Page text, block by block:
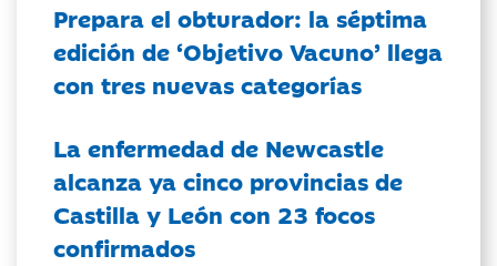
Prepara el obturador: la séptima
edición de ‘Objetivo Vacuno’ llega
con tres nuevas categorías
La enfermedad de Newcastle
alcanza ya cinco provincias de
Castilla y León con 23 focos
confirmados